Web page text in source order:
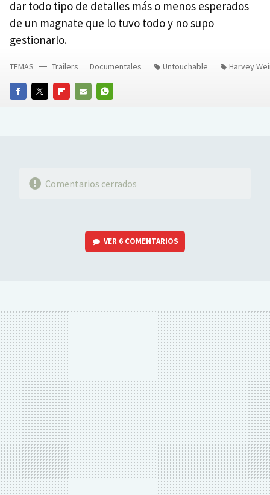
dar todo tipo de detalles más o menos esperados
de un magnate que lo tuvo todo y no supo
gestionarlo.
FACEBOOKTWITTERFLIPBOARD
E-
WHATSAPP
TEMAS Trailers Documentales Untouchable Harvey
Comentarios cerrados
VER 6 COMENTARIOS